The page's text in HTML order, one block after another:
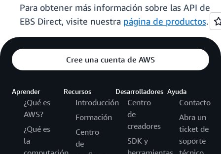
Para obtener más información sobre las API de
EBS Direct, visite nuestra página de productos.
Cree una cuenta de AWS
Aprender
¿Qué es
AWS?
¿Qué es
la
Recursos
Introducción
Formación
Centro
de
Desarrolladores
Centro
de
creadores
SDK y
Ayuda
Contacto
Abra un
ticket de
soporte